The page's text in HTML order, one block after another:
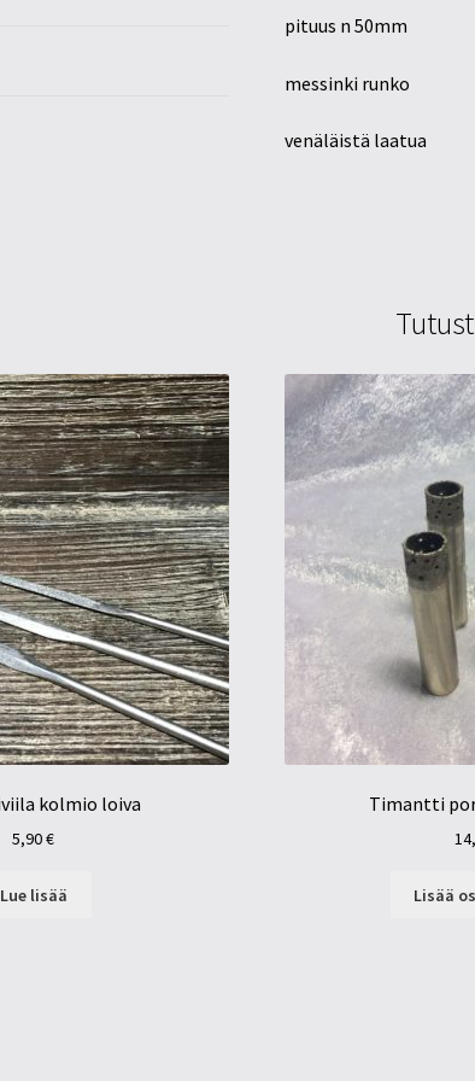
pituus n 50mm
messinki runko
venäläistä laatua
kolmio loiva
5,90€
Lue lisää
Timantti
Lisää